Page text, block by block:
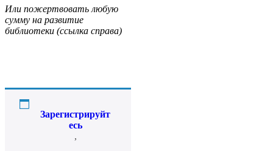
Или пожертвовать любую
сумму на развитие
библиотеки (ссылка справа)
Зарегистрируйт
есь
,